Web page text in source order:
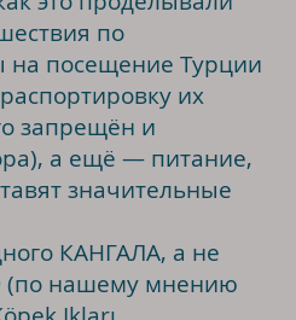
по
на посещение Турции
их
запрещён и
а ещё — питание,
значительные
КАНГАЛА, а не
(по нашему мнению